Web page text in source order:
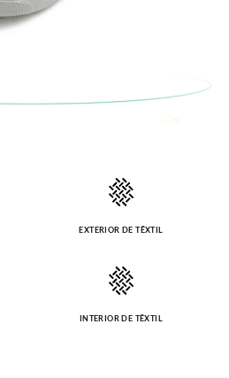
EXTERIOR DE TÊXTIL
INTERIOR DE TÊXTIL